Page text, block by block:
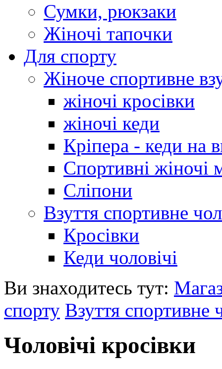
Сумки, рюкзаки
Жіночі тапочки
Для спорту
Жіноче спортивне
жіночі кросівки
жіночі кеди
Кріпера - кеди на
Спортивні жіночі
Сліпони
Взуття спортивне
Кросівки
Кеди чоловічі
Ви знаходитесь тут:
спорту Взуття спортивне
Чоловічі кросівки